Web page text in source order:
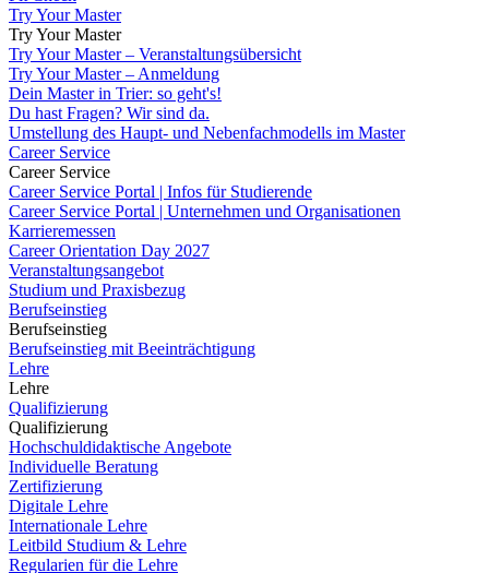
Try Your Master
Try Your Master
Try Your Master – Veranstaltungsübersicht
Try Your Master – Anmeldung
Dein Master in Trier: so geht's!
Du hast Fragen? Wir sind da.
Umstellung des Haupt- und Nebenfachmodells im Master
Career Service
Career Service
Career Service Portal | Infos für Studierende
Career Service Portal | Unternehmen und Organisationen
Karrieremessen
Career Orientation Day 2027
Veranstaltungsangebot
Studium und Praxisbezug
Berufseinstieg
Berufseinstieg
Berufseinstieg mit Beeinträchtigung
Lehre
Lehre
Qualifizierung
Qualifizierung
Hochschuldidaktische Angebote
Individuelle Beratung
Zertifizierung
Digitale Lehre
Internationale Lehre
Leitbild Studium & Lehre
Regularien für die Lehre